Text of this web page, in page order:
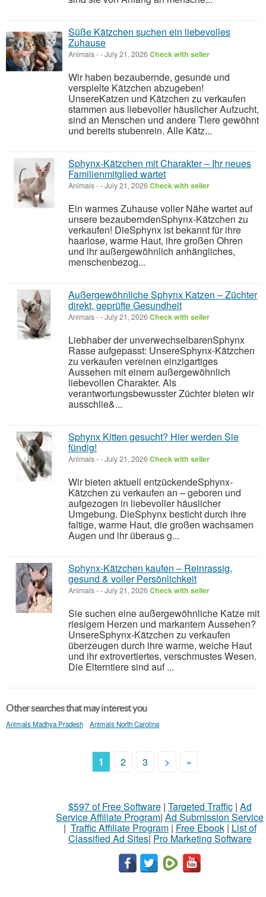
Süße Kätzchen suchen ein liebevolles
Zuhause
Animals--July 21, 2026Check with seller
Wir haben bezaubernde, gesunde und
verspielte Kätzchen abzugeben!
UnsereKatzen und Kätzchen zu verkaufen
stammen aus liebevoller häuslicher Aufzucht,
sind an Menschen und andere Tiere gewöhnt
und bereits stubenrein. Alle Kätz...
Sphynx-Kätzchen mit Charakter – Ihr neues
Familienmitglied wartet
Animals--July 21, 2026Check with seller
Ein warmes Zuhause voller Nähe wartet auf
unsere bezauberndenSphynx-Kätzchen zu
verkaufen! DieSphynx ist bekannt für ihre
haarlose, warme Haut, ihre großen Ohren
und ihr außergewöhnlich anhängliches,
menschenbezog...
Außergewöhnliche Sphynx Katzen – Züchter
direkt, geprüfte Gesundheit
Animals--July 21, 2026Check with seller
Liebhaber der unverwechselbarenSphynx
Rasse aufgepasst: UnsereSphynx-Kätzchen
zu verkaufen vereinen einzigartiges
Aussehen mit einem außergewöhnlich
liebevollen Charakter. Als
verantwortungsbewusster Züchter bieten wir
ausschlie&...
Sphynx Kitten gesucht? Hier werden Sie
fündig!
Animals--July 21, 2026Check with seller
Wir bieten aktuell entzückendeSphynx-
Kätzchen zu verkaufen an – geboren und
aufgezogen in liebevoller häuslicher
Umgebung. DieSphynx besticht durch ihre
faltige, warme Haut, die großen wachsamen
Augen und ihr überaus g...
Sphynx-Kätzchen kaufen – Reinrassig,
gesund & voller Persönlichkeit
Animals--July 21, 2026Check with seller
Sie suchen eine außergewöhnliche Katze mit
riesigem Herzen und markantem Aussehen?
UnsereSphynx-Kätzchen zu verkaufen
überzeugen durch ihre warme, weiche Haut
und ihr extrovertiertes, verschmustes Wesen.
Die Elterntiere sind auf ...
Other searches that may interest you
Animals Madhya Pradesh Animals North Carolina
1 2 3 > »
$597 of Free Software| Targeted Traffic| Ad
Service Affiliate Program| Ad Submission Service
| Traffic Affiliate Program| Free Ebook| List of
Classified Ad Sites| Pro Marketing Software